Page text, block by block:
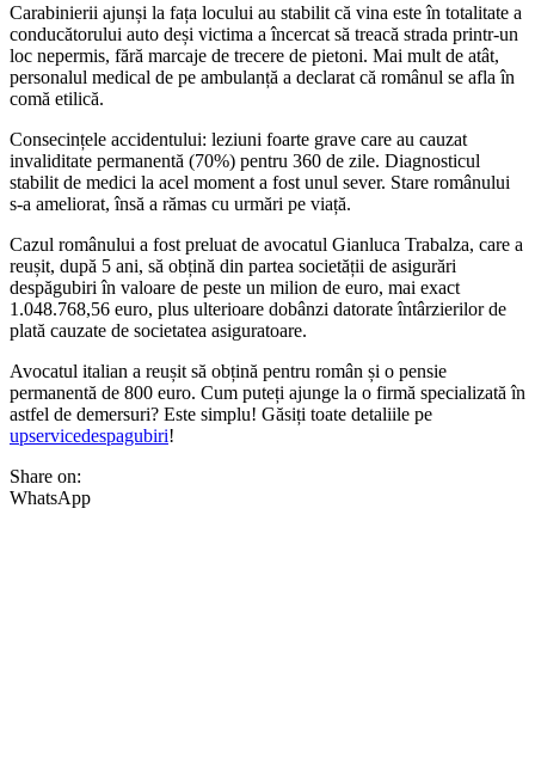
Carabinierii ajunși la fața locului au stabilit că vina este în totalitate a
conducătorului auto deși victima a încercat să treacă strada printr-un
loc nepermis, fără marcaje de trecere de pietoni. Mai mult de atât,
personalul medical de pe ambulanță a declarat că românul se afla în
comă etilică.
Consecințele accidentului: leziuni foarte grave care au cauzat
invaliditate permanentă (70%) pentru 360 de zile. Diagnosticul
stabilit de medici la acel moment a fost unul sever. Stare românului
s-a ameliorat, însă a rămas cu urmări pe viață.
Cazul românului a fost preluat de avocatul Gianluca Trabalza, care a
reușit, după 5 ani, să obțină din partea societății de asigurări
despăgubiri în valoare de peste un milion de euro, mai exact
1.048.768,56 euro, plus ulterioare dobânzi datorate întârzierilor de
plată cauzate de societatea asiguratoare.
Avocatul italian a reușit să obțină pentru român și o pensie
permanentă de 800 euro. Cum puteți ajunge la o firmă specializată în
astfel de demersuri? Este simplu! Găsiți toate detaliile pe
upservicedespagubiri!
Share on:
WhatsApp